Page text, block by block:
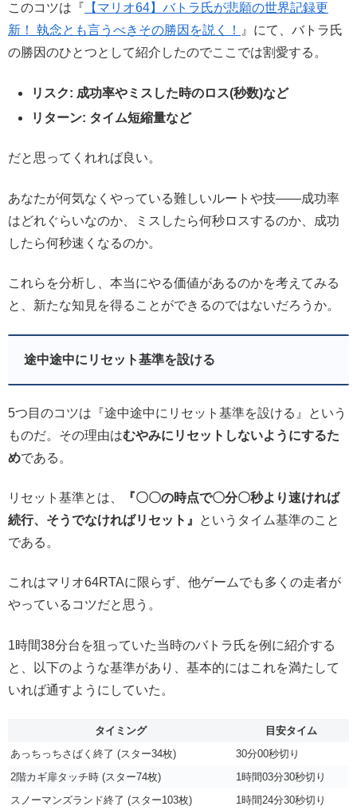
このコツは『 【マリオ64】バトラ氏が悲願の世界記録更
新！ 執念とも言うべきその勝因を説く！
』にて、バトラ氏
の勝因のひとつとして紹介したのでここでは割愛する。
リスク: 成功率やミスした時のロス(秒数)など
リターン: タイム短縮量など
だと思ってくれれば良い。
あなたが何気なくやっている難しいルートや技――成功率
はどれぐらいなのか、ミスしたら何秒ロスするのか、成功
したら何秒速くなるのか。
これらを分析し、本当にやる価値があるのかを考えてみる
と、新たな知見を得ることができるのではないだろうか。
途中途中にリセット基準を設ける
5つ目のコツは『途中途中にリセット基準を設ける』という
ものだ。その理由はむやみにリセットしないようにするた
めである。
リセット基準とは、
『〇〇の時点で〇分〇秒より速ければ
続行、そうでなければリセット』
というタイム基準のこと
である。
これはマリオ64RTAに限らず、他ゲームでも多くの走者が
やっているコツだと思う。
1時間38分台を狙っていた当時のバトラ氏を例に紹介する
と、以下のような基準があり、基本的にはこれを満たして
いれば通すようにしていた。
タイミング
目安タイム
あっちっちさばく終了 (スター34枚)
30分00秒切り
2階カギ扉タッチ時 (スター74枚)
1時間03分30秒切り
スノーマンズランド終了 (スター103枚)
1時間24分30秒切り